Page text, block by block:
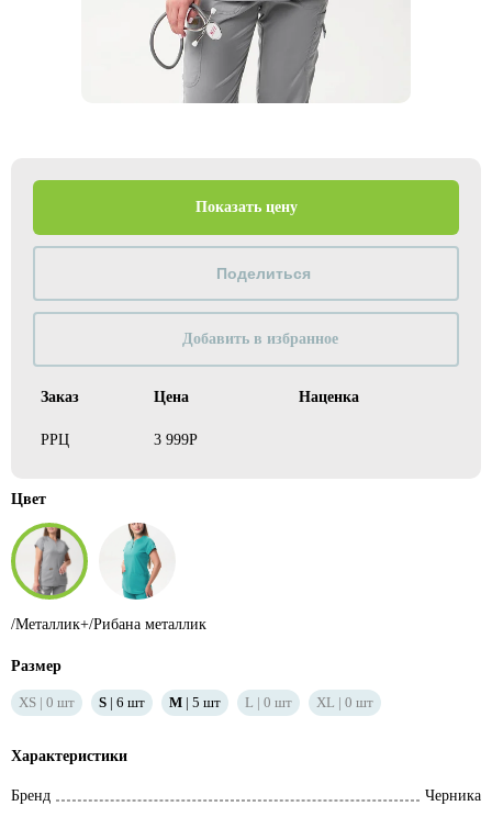
Заказ Цена Наценка
РРЦ 3 999Р
Показать цену
Добавить в избранное
Цвет
/Металлик+/Рибана металлик
Размер
XS 0 шт S 6 шт M 5 шт L 0 шт XL 0 шт
Характеристики
Бренд Черника